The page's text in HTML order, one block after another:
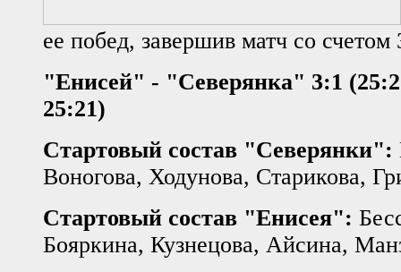
ее побед, завершив матч со счетом
"Енисей" - "Северянка" 3:1
25:21)
Стартовый состав "Северянки":
Воногова, Ходунова, Старикова,
Стартовый состав "Енисея":
Бояркина, Кузнецова, Айсина,